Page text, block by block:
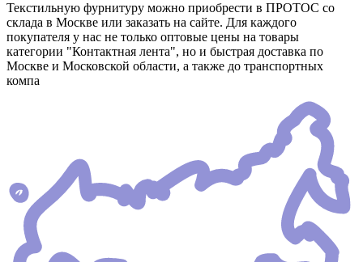
Текстильную фурнитуру можно приобрести в ПРОТОС со
склада в Москве или заказать на сайте. Для каждого
покупателя у нас не только оптовые цены на товары
категории "Контактная лента", но и быстрая доставка по
Москве и Московской области, а также до транспортных
компа